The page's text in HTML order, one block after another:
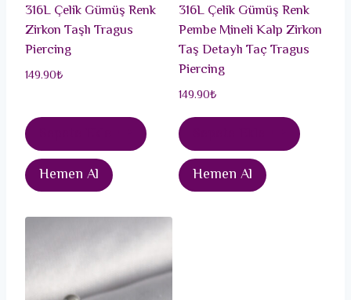
316L Çelik Gümüş Renk
Zirkon Taşlı Tragus
Piercing
149.90₺
Hemen Al
316L Çelik Gümüş Renk
Pembe Mineli Kalp Zirkon
Taş Detaylı Taç Tragus
Piercing
149.90₺
Hemen Al